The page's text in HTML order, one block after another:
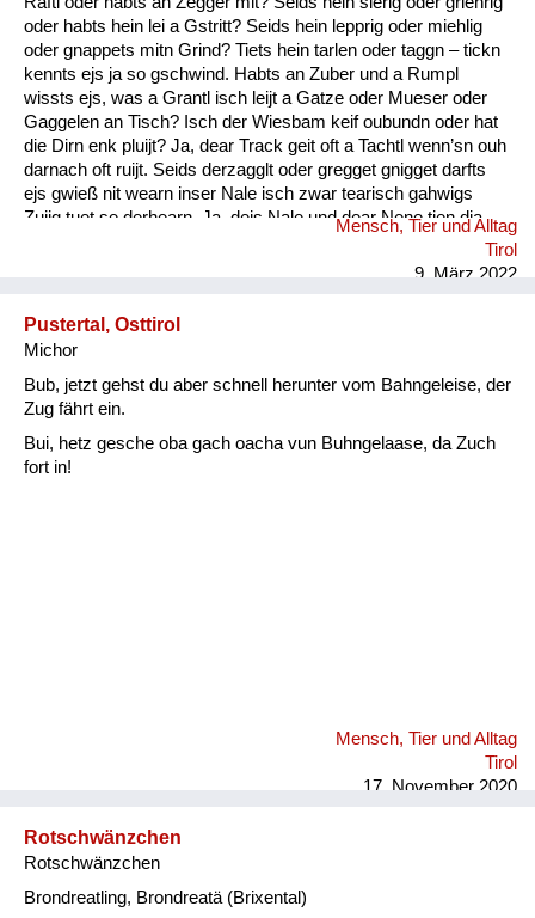
oder habts hein lei a Gstritt? Seids hein lepprig oder miehlig
oder gnappets mitn Grind? Tiets hein tarlen oder taggn – tickn
kennts ejs ja so gschwind. Habts an Zuber und a Rumpl
wissts ejs, was a Grantl isch leijt a Gatze oder Mueser oder
Gaggelen an Tisch? Isch der Wiesbam keif oubundn oder hat
die Dirn enk pluijt? Ja, dear Track geit oft a Tachtl wenn’sn ouh
darnach oft ruijt. Seids derzagglt oder gregget gnigget darfts
ejs gwieß nit wearn inser Nale isch zwar tearisch gahwigs
Zuijg tuet se derhearn. Ja, dejs Nale und dear Nene tien dia
Wearter gwieß verschtiahn. Kinder- ejs darfts nie vergessn :
Mensch, Tier und Alltag
Tirol
9. März 2022
Pustertal, Osttirol
Michor
Bub, jetzt gehst du aber schnell herunter vom Bahngeleise, der
Zug fährt ein.
Bui, hetz gesche oba gach oacha vun Buhngelaase, da Zuch
fort in!
Mensch, Tier und Alltag
Tirol
17. November 2020
Rotschwänzchen
Rotschwänzchen
Brondreatling, Brondreatä (Brixental)